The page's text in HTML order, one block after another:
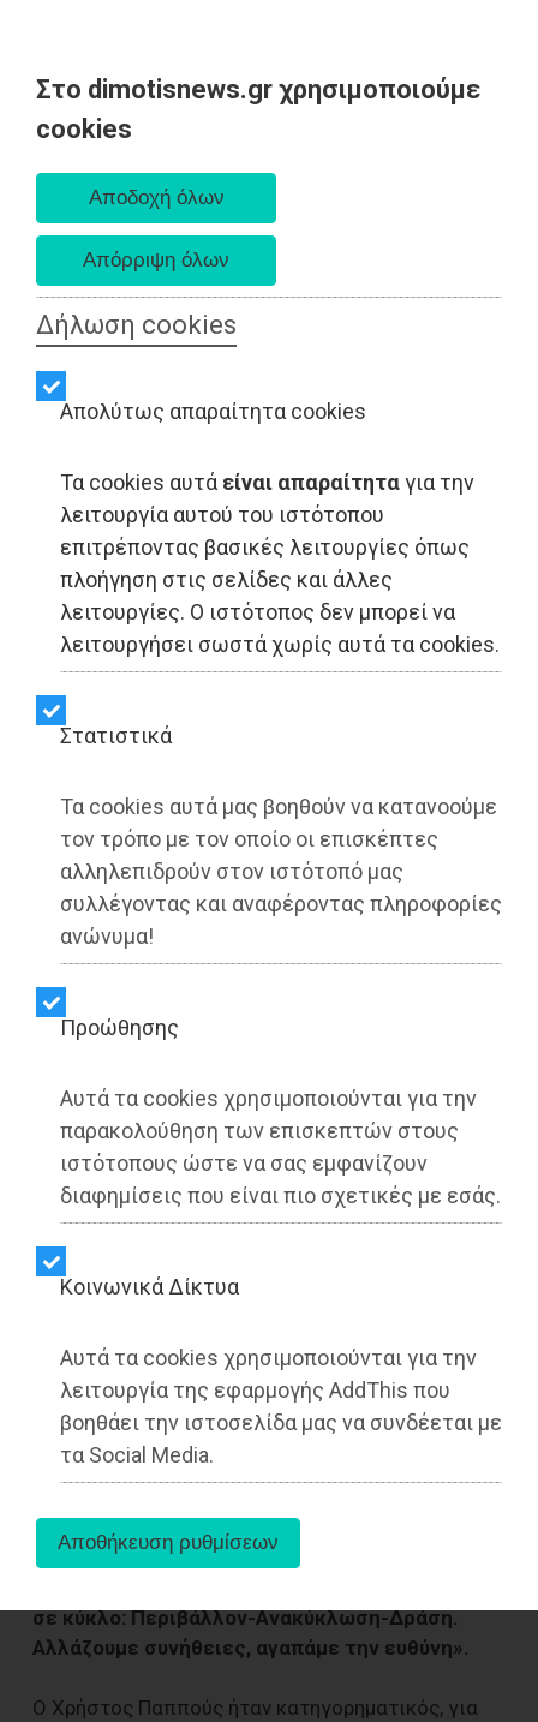
Στο dimotisnews.gr χρησιμοποιούμε
cookies
Δήλωση cookies
Απολύτως απαραίτητα cookies
Τα cookies αυτά είναι απαραίτηταγια την
λειτουργία αυτού του ιστότοπου
επιτρέποντας βασικές λειτουργίες όπως
πλοήγηση στις σελίδες και άλλες
λειτουργίες. Ο ιστότοπος δεν μπορεί να
λειτουργήσει σωστά χωρίς αυτά τα cookies.
Στατιστικά
Τα cookies αυτά μας βοηθούν να κατανοούμε
τον τρόπο με τον οποίο οι επισκέπτες
αλληλεπιδρούν στον ιστότοπό μας
συλλέγοντας και αναφέροντας πληροφορίες
ανώνυμα!
Προώθησης
Αυτά τα cookies χρησιμοποιούνται για την
παρακολούθηση των επισκεπτών στους
ιστότοπους ώστε να σας εμφανίζουν
διαφημίσεις που είναι πιο σχετικές με εσάς.
Kοινωνικά Δίκτυα
Αυτά τα cookies χρησιμοποιούνται για την
λειτουργία της εφαρμογής AddThis που
βοηθάει την ιστοσελίδα μας να συνδέεται με
τα Social Media.
ΑΥΤΟΔΙΟΙΚΗΣΗ - Δυτική Αττική
Χρήστος Παππούς:
«Τελειώνει η Χωματερή,
η Πολιτεία πρέπει να
βρει λύσεις»
(photo+video)
Share:
Dimotisnews | 23/09/2025 - 11:28
▶️ Ακούστε το κείμενο
«Τελειώνει η Χωματερή, η Πολιτεία πρέπει να
βρει λύσεις» δήλωσε ο Δήμαρχος Φυλής,
22/9, κατά τη διάρκεια ημερίδας που
διοργάνωσαν στις Αχαρνές η Ιερά Μητρόπολη
σε κύκλο: Περιβάλλον-Ανακύκλωση-Δράση.
Αλλάζουμε συνήθειες, αγαπάμε την ευθύνη».
Ο Χρήστος Παππούς ήταν κατηγορηματικός, για